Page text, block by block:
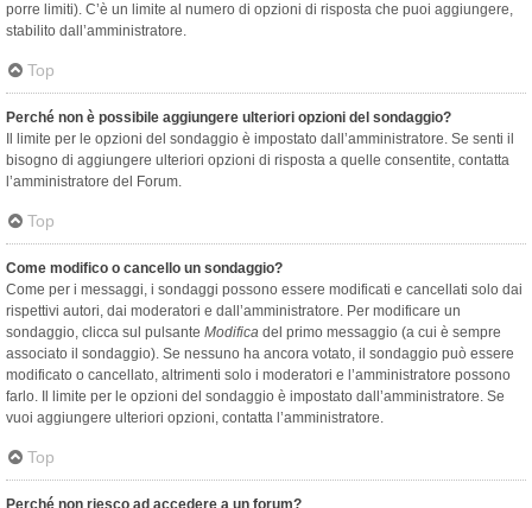
porre limiti). C’è un limite al numero di opzioni di risposta che puoi aggiungere,
stabilito dall’amministratore.
Top
Perché non è possibile aggiungere ulteriori opzioni del sondaggio?
Il limite per le opzioni del sondaggio è impostato dall’amministratore. Se senti il
bisogno di aggiungere ulteriori opzioni di risposta a quelle consentite, contatta
l’amministratore del Forum.
Top
Come modifico o cancello un sondaggio?
Come per i messaggi, i sondaggi possono essere modificati e cancellati solo dai
rispettivi autori, dai moderatori e dall’amministratore. Per modificare un
sondaggio, clicca sul pulsante Modifica del primo messaggio (a cui è sempre
associato il sondaggio). Se nessuno ha ancora votato, il sondaggio può essere
modificato o cancellato, altrimenti solo i moderatori e l’amministratore possono
farlo. Il limite per le opzioni del sondaggio è impostato dall’amministratore. Se
vuoi aggiungere ulteriori opzioni, contatta l’amministratore.
Top
Perché non riesco ad accedere a un forum?